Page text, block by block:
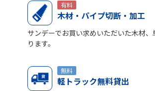
有料
木材・パイプ切断・加工
サンデーでお買い求めいただいた木材
ります。
無料
軽トラック無料貸出